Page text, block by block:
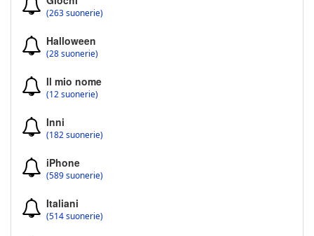
(263 suonerie)
Halloween
(28 suonerie)
Il mio nome
(12 suonerie)
Inni
(182 suonerie)
iPhone
(589 suonerie)
Italiani
(514 suonerie)